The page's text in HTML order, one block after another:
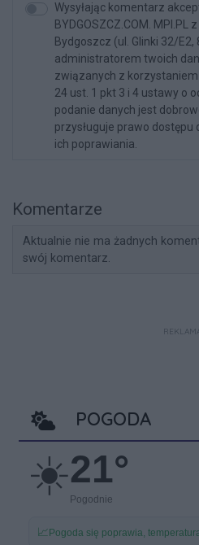
Wysyłając komentarz
BYDGOSZCZ.COM. MPI.PL
Bydgoszcz (ul. Glinki 32/
administratorem twoich
związanych z
24 ust. 1 pkt 3 i 4 ustawy o
podanie danych jest
przysługuje prawo dostępu
ich poprawiania.
Komentarze
Aktualnie nie ma żadnych
swój komentarz.
POGODA